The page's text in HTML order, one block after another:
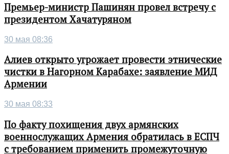
Премьер-министр Пашинян провел встречу с
президентом Хачатуряном
30 мая 08:36
Алиев открыто угрожает провести этнические
чистки в Нагорном Карабахе: заявление МИД
Армении
30 мая 08:33
По факту похищения двух армянских
военнослужащих Армения обратилась в ЕСПЧ
с требованием применить промежуточную